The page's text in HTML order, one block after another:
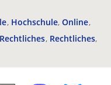
Hochschule Online
Rechtliches Rechtliches